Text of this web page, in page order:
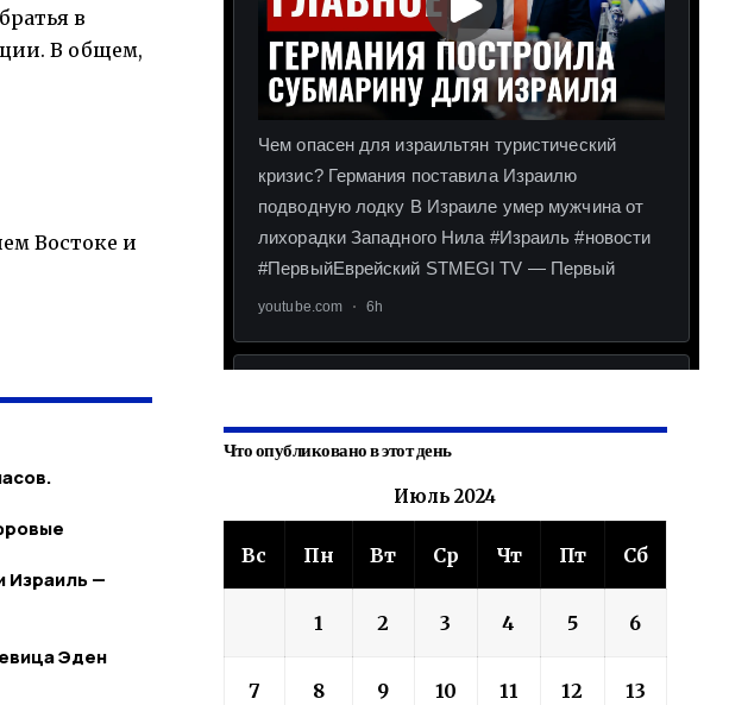
в
В общем,
Востоке и
Израиль —
Эден
Что опубликовано в этот день
Июль 2024
Вс Пн Вт Ср Чт Пт Сб
1 2 3 4 5 6
7 8 9 10 11 12 13